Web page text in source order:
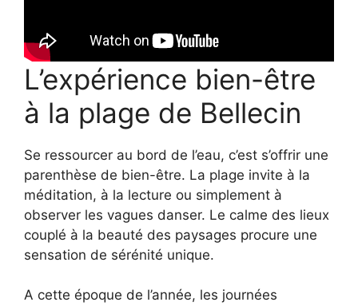
L’expérience bien-être
à la plage de Bellecin
Se ressourcer au bord de l’eau, c’est s’offrir une
parenthèse de bien-être. La plage invite à la
méditation, à la lecture ou simplement à
observer les vagues danser. Le calme des lieux
couplé à la beauté des paysages procure une
sensation de sérénité unique.
A cette époque de l’année, les journées